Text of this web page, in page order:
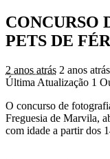
CONCURSO
PETS DE
2 anos atrás 2 anos atrás
Última Atualização 1
O concurso de
Freguesia de Marvila,
com idade a partir dos